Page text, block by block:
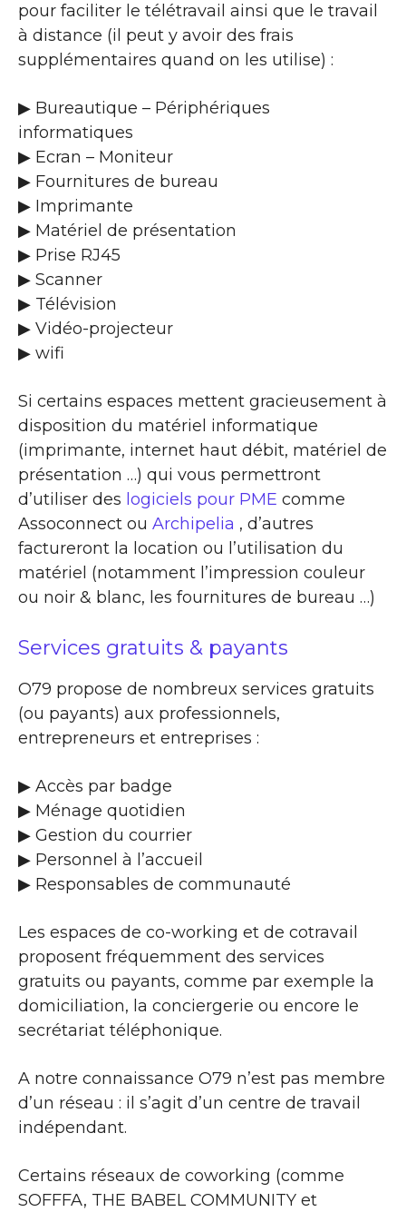
pour faciliter le télétravail ainsi que le travail
à distance (il peut y avoir des frais
supplémentaires quand on les utilise) :
▶ Bureautique – Périphériques
informatiques
▶ Ecran – Moniteur
▶ Fournitures de bureau
▶ Imprimante
▶ Matériel de présentation
▶ Prise RJ45
▶ Scanner
▶ Télévision
▶ Vidéo-projecteur
▶ wifi
Si certains espaces mettent gracieusement à
disposition du matériel informatique
(imprimante, internet haut débit, matériel de
présentation …) qui vous permettront
d’utiliser des logiciels pour PME comme
Assoconnect ou Archipelia , d’autres
factureront la location ou l’utilisation du
matériel (notamment l’impression couleur
ou noir & blanc, les fournitures de bureau …)
Services gratuits & payants
O79 propose de nombreux services gratuits
(ou payants) aux professionnels,
entrepreneurs et entreprises :
▶​ Accès par badge
▶​ Ménage quotidien
▶​ Gestion du courrier
▶​ Personnel à l’accueil
▶​ Responsables de communauté
Les espaces de co-working et de cotravail
proposent fréquemment des services
gratuits ou payants, comme par exemple la
domiciliation, la conciergerie ou encore le
secrétariat téléphonique.
A notre connaissance O79 n’est pas membre
d’un réseau : il s’agit d’un centre de travail
indépendant.
Certains réseaux de coworking (comme
SOFFFA, THE BABEL COMMUNITY et